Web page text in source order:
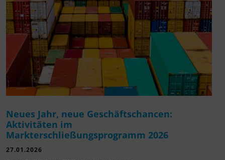
Neues Jahr, neue Geschäftschancen:
Aktivitäten im
Markterschließungsprogramm 2026
27.01.2026